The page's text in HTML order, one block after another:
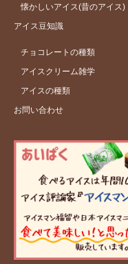
懐かしいアイス(昔のアイス)
アイス豆知識
チョコレートの種類
アイスクリーム雑学
アイスの種類
お問い合わせ